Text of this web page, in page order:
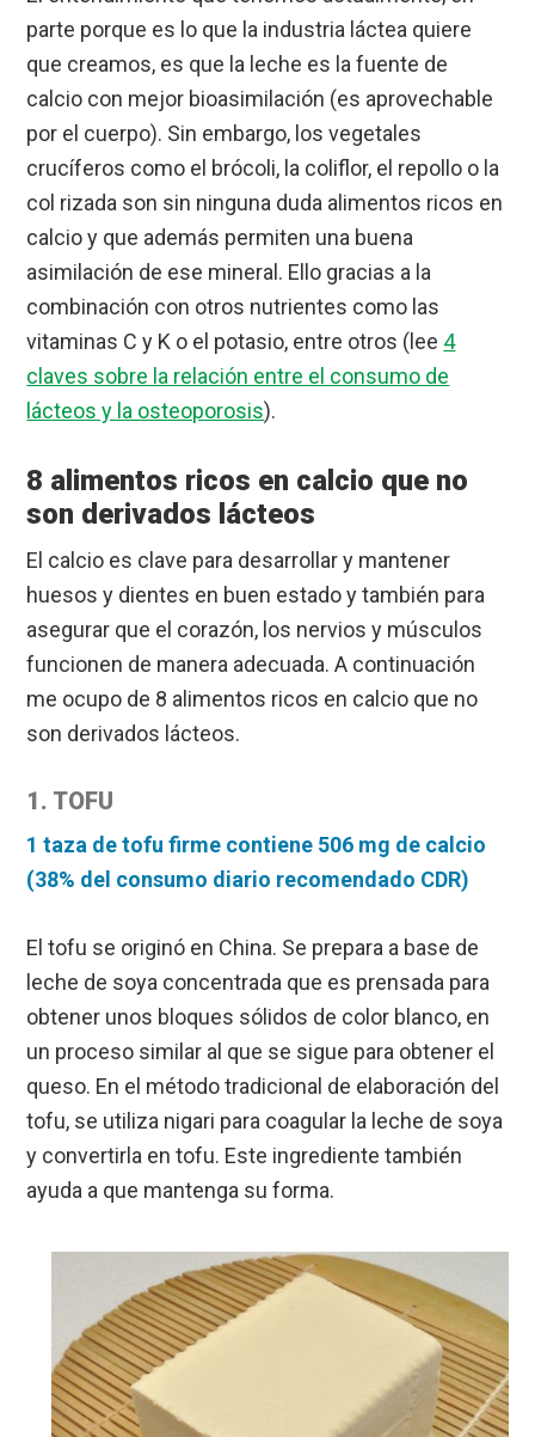
parte porque es lo que la industria láctea quiere
que creamos, es que la leche es la fuente de
calcio con mejor bioasimilación (es aprovechable
por el cuerpo). Sin embargo, los vegetales
crucíferos como el brócoli, la coliflor, el repollo o la
col rizada son sin ninguna duda alimentos ricos en
calcio y que además permiten una buena
asimilación de ese mineral. Ello gracias a la
combinación con otros nutrientes como las
vitaminas C y K o el potasio, entre otros (lee 4
claves sobre la relación entre el consumo de
lácteos y la osteoporosis).
8 alimentos ricos en calcio que no
son derivados lácteos
El calcio es clave para desarrollar y mantener
huesos y dientes en buen estado y también para
asegurar que el corazón, los nervios y músculos
funcionen de manera adecuada. A continuación
me ocupo de 8 alimentos ricos en calcio que no
son derivados lácteos.
1. TOFU
1 taza de tofu firme contiene 506 mg de calcio
(38% del consumo diario recomendado CDR)
El tofu se originó en China. Se prepara a base de
leche de soya concentrada que es prensada para
obtener unos bloques sólidos de color blanco, en
un proceso similar al que se sigue para obtener el
queso. En el método tradicional de elaboración del
tofu, se utiliza nigari para coagular la leche de soya
y convertirla en tofu. Este ingrediente también
ayuda a que mantenga su forma.